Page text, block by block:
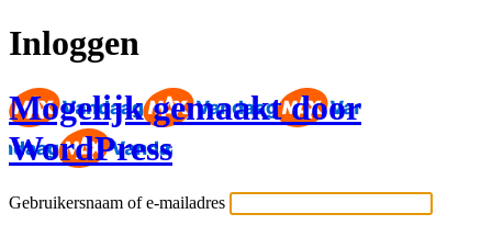
Inloggen
Mogelijk gemaakt door
WordPress
Gebruikersnaam of e-mailadres